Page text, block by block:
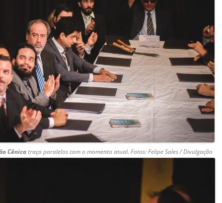
Cênicatraça paralelos com o momento atual. Fotos: Felipe Sales / Divulgação